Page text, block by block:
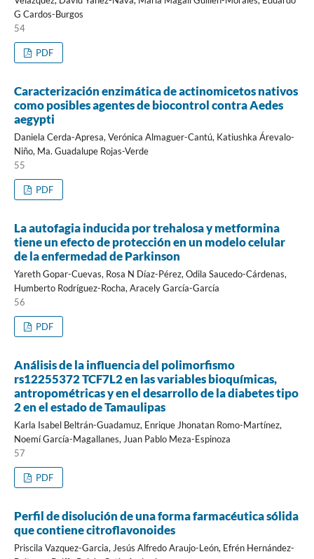
G Cardos-Burgos
54
PDF
Caracterización enzimática de actinomicetos nativos
como posibles agentes de biocontrol contra Aedes
aegypti
Daniela Cerda-Apresa, Verónica Almaguer-Cantú, Katiushka Árevalo-
Niño, Ma. Guadalupe Rojas-Verde
55
PDF
La autofagia inducida por trehalosa y metformina
tiene un efecto de protección en un modelo celular
de la enfermedad de Parkinson
Yareth Gopar-Cuevas, Rosa N Díaz-Pérez, Odila Saucedo-Cárdenas,
Humberto Rodríguez-Rocha, Aracely García-García
56
PDF
Análisis de la influencia del polimorfismo
rs12255372 TCF7L2 en las variables bioquímicas,
antropométricas y en el desarrollo de la diabetes tipo
2 en el estado de Tamaulipas
Karla Isabel Beltrán-Guadamuz, Enrique Jhonatan Romo-Martínez,
Noemí García-Magallanes, Juan Pablo Meza-Espinoza
57
PDF
Perfil de disolución de una forma farmacéutica sólida
que contiene citroflavonoides
Priscila Vazquez-Garcia, Jesús Alfredo Araujo-León, Efrén Hernández-